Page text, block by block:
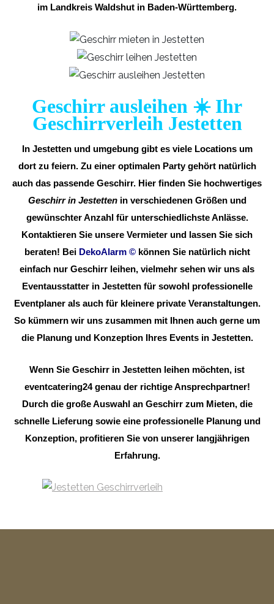
im Landkreis Waldshut in Baden-Württemberg.
Geschirr ausleihen ☀️ Ihr
Geschirrverleih Jestetten
In Jestetten und umgebung gibt es viele Locations um
dort zu feiern. Zu einer optimalen Party gehört natürlich
auch das passende Geschirr. Hier finden Sie hochwertiges
Geschirr in Jestettenin verschiedenen Größen und
gewünschter Anzahl für unterschiedlichste Anlässe.
Kontaktieren Sie unsere Vermieter und lassen Sie sich
beraten! Bei DekoAlarm © können Sie natürlich nicht
einfach nur Geschirr leihen, vielmehr sehen wir uns als
Eventausstatter in Jestetten für sowohl professionelle
Eventplaner als auch für kleinere private Veranstaltungen.
So kümmern wir uns zusammen mit Ihnen auch gerne um
die Planung und Konzeption Ihres Events in Jestetten.
Wenn Sie Geschirr in Jestetten leihen möchten, ist
eventcatering24 genau der richtige Ansprechpartner!
Durch die große Auswahl an Geschirr zum Mieten, die
schnelle Lieferung sowie eine professionelle Planung und
Konzeption, profitieren Sie von unserer langjährigen
Erfahrung.